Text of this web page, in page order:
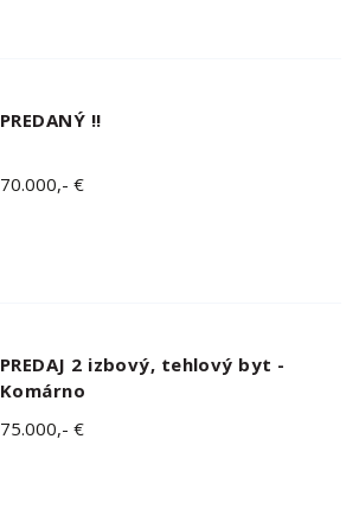
PREDANÝ !!
70.000,- €
PREDAJ 2 izbový, tehlový byt -
Komárno
75.000,- €